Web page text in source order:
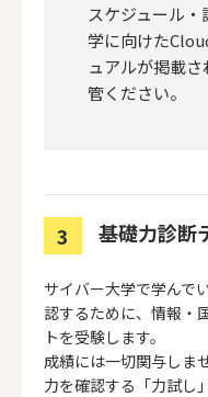
スケジュール
学に向けた
ュアルが掲載
管ください。
3 基礎力診断
サイバー大学で学んで
認するために、情報・
トを受験します。
成績には一切関与しま
力を確認する「力試し